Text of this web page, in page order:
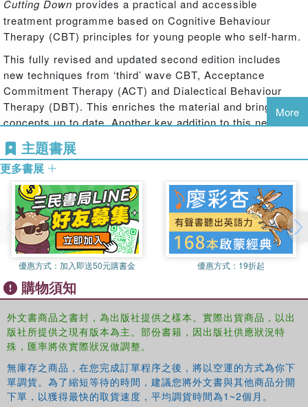
Cutting Down provides a practical and accessible
treatment programme based on Cognitive Behaviour
Therapy (CBT) principles for young people who self-harm.
This fully revised and updated second edition includes
new techniques from ‘third’ wave CBT, Acceptance
Commitment Therapy (ACT) and Dialectical Behaviour
Therapy (DBT). This enriches the material and brings the
concepts up to date. Another key addition to this new
edition is the inclusion of strategies for young people who
engage in suicidal behaviour. The manual is evidence
based and focuses on a flexible and formulation driven
model to direct treatment in around 15 sessions for young
people and six sessions for parents and caregivers. It
provides a clear structure for each session and an easy-
to-follow outline on how the therapist should deliver each
session. The content of each session is supported by
handouts and worksheets which can be used within
sessions or as homework between sessions.
Enhanced with online resources, the workbook will be
useful for all professionals working with young people who
self-harm across a wide range of settings from schools,
primary care and voluntary sector, to community mental
health services and inpatient units.
More
主題書展
更多書展
優惠方式： 加入即送50元購書金 優惠方式： 19折起
購物須知
外文書商品之書封，為出版社提供之樣本。實際出貨商品，以出
版社所提供之現有版本為主。部份書籍，因出版社供應狀況特
殊，匯率將依實際狀況做調整。
無庫存之商品，在您完成訂單程序之後，將以空運的方式為你下
單調貨。為了縮短等待的時間，建議您將外文書與其他商品分開
下單，以獲得最快的取貨速度，平均調貨時間為1~2個月。